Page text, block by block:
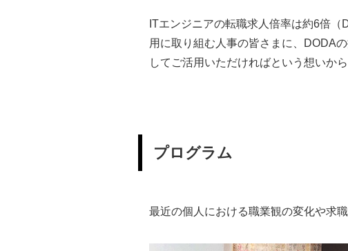
ITエンジニアの転職求人倍率は約6倍
用に取り組む人事の皆さまに、DODA
してご活用いただければという想いか
プログラム
最近の個人における職業観の変化や求